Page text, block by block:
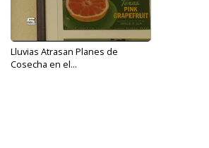
Lluvias Atrasan Planes de
Cosecha en el...